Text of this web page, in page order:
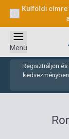
Külföldi címre
Regisztráljon
Menü